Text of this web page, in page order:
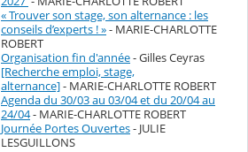
« Trouver son stage, son alternance : les
conseils d’experts ! »- MARIE-CHARLOTTE
ROBERT
Organisation fin d'année- Gilles Ceyras
[Recherche emploi, stage,
alternance]- MARIE-CHARLOTTE ROBERT
Agenda du 30/03 au 03/04 et du 20/04 au
24/04- MARIE-CHARLOTTE ROBERT
Journée Portes Ouvertes- JULIE
LESGUILLONS